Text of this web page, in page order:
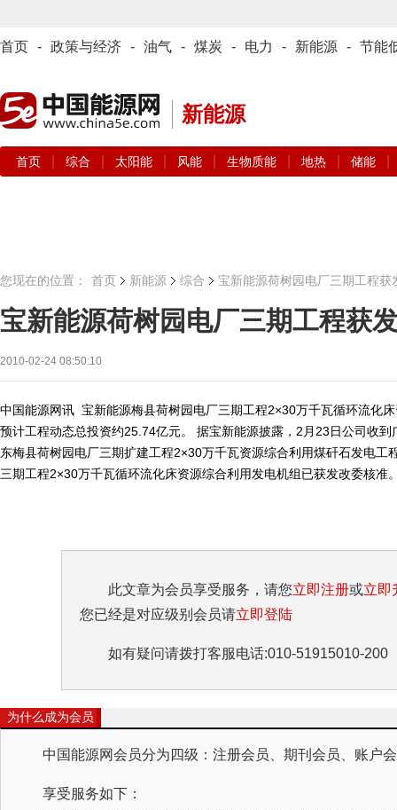
首页 - 政策与经济 - 油气 - 煤炭 - 电力 - 新能源 - 节能
新能源
首页 综合 太阳能 风能 生物质能 地热 储能
您现在的位置： 首页 新能源 综合 宝新能源荷树园电厂三期工程获
宝新能源荷树园电厂三期工程获
2010-02-24 08:50:10
中国能源网讯 宝新能源梅县荷树园电厂三期工程2×30万千瓦循环流化
预计工程动态总投资约25.74亿元。 据宝新能源披露，2月23日公司收
东梅县荷树园电厂三期扩建工程2×30万千瓦资源综合利用煤矸石发电工
三期工程2×30万千瓦循环流化床资源综合利用发电机组已获发改委核准
此文章为会员享受服务，请您立即注册或立即
您已经是对应级别会员请立即登陆
如有疑问请拨打客服电话:010-51915010-200
为什么成为会员
中国能源网会员分为四级：注册会员、期刊会员、账户
享受服务如下：